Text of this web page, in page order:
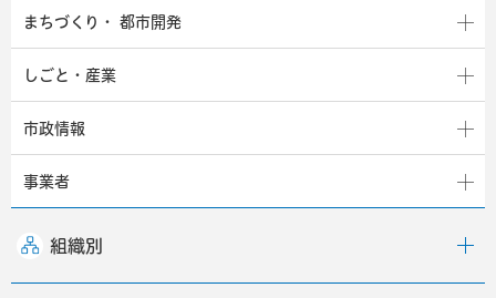
まちづくり・ 都市開発
しごと・産業
市政情報
事業者
組織別